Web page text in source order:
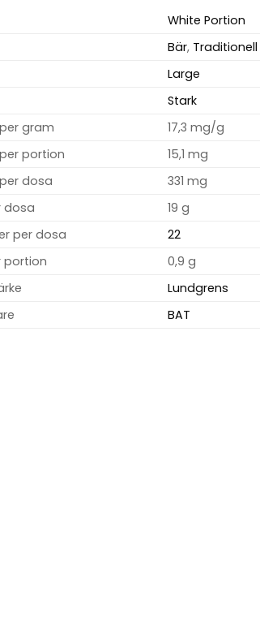
White Portion
Bär, Traditionell
Large
Stark
gram
17,3 mg/g
portion
15,1 mg
dosa
331 mg
dosa
19 g
per dosa
22
portion
0,9 g
Lundgrens
BAT